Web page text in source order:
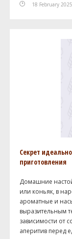
18 February 2025
Секрет
приготовления
Домашние
или коньяк, в
ароматные и
выразительным
зависимости от
аперитив перед